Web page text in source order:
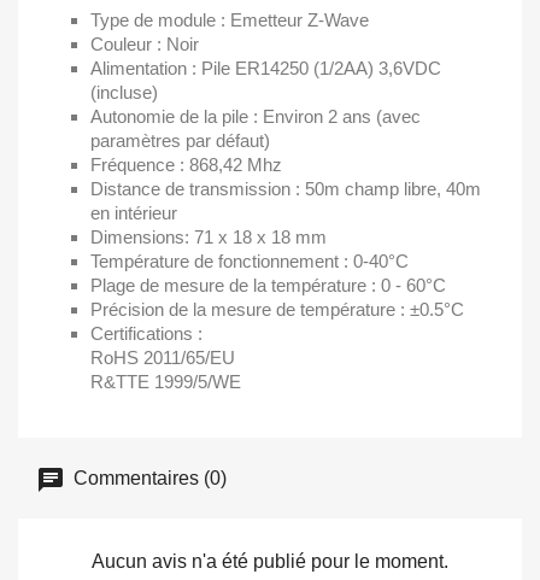
Type de module : Emetteur Z-Wave
Couleur : Noir
Alimentation : Pile ER14250 (1/2AA) 3,6VDC
(incluse)
Autonomie de la pile : Environ 2 ans (avec
paramètres par défaut)
Fréquence : 868,42 Mhz
Distance de transmission : 50m champ libre, 40m
en intérieur
Dimensions: 71 x 18 x 18 mm
Température de fonctionnement : 0-40°C
Plage de mesure de la température : 0 - 60°C
Précision de la mesure de température : ±0.5°C
Certifications :
RoHS 2011/65/EU
R&TTE 1999/5/WE
Commentaires (0)
Aucun avis n'a été publié pour le moment.